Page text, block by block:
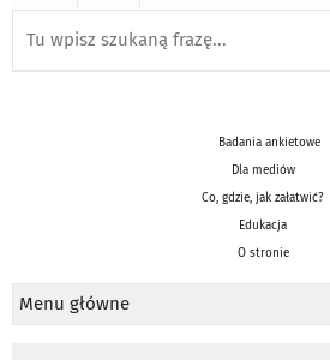
Badania ankietowe
Dla mediów
Co, gdzie, jak załatwić?
Edukacja
O stronie
Menu główne